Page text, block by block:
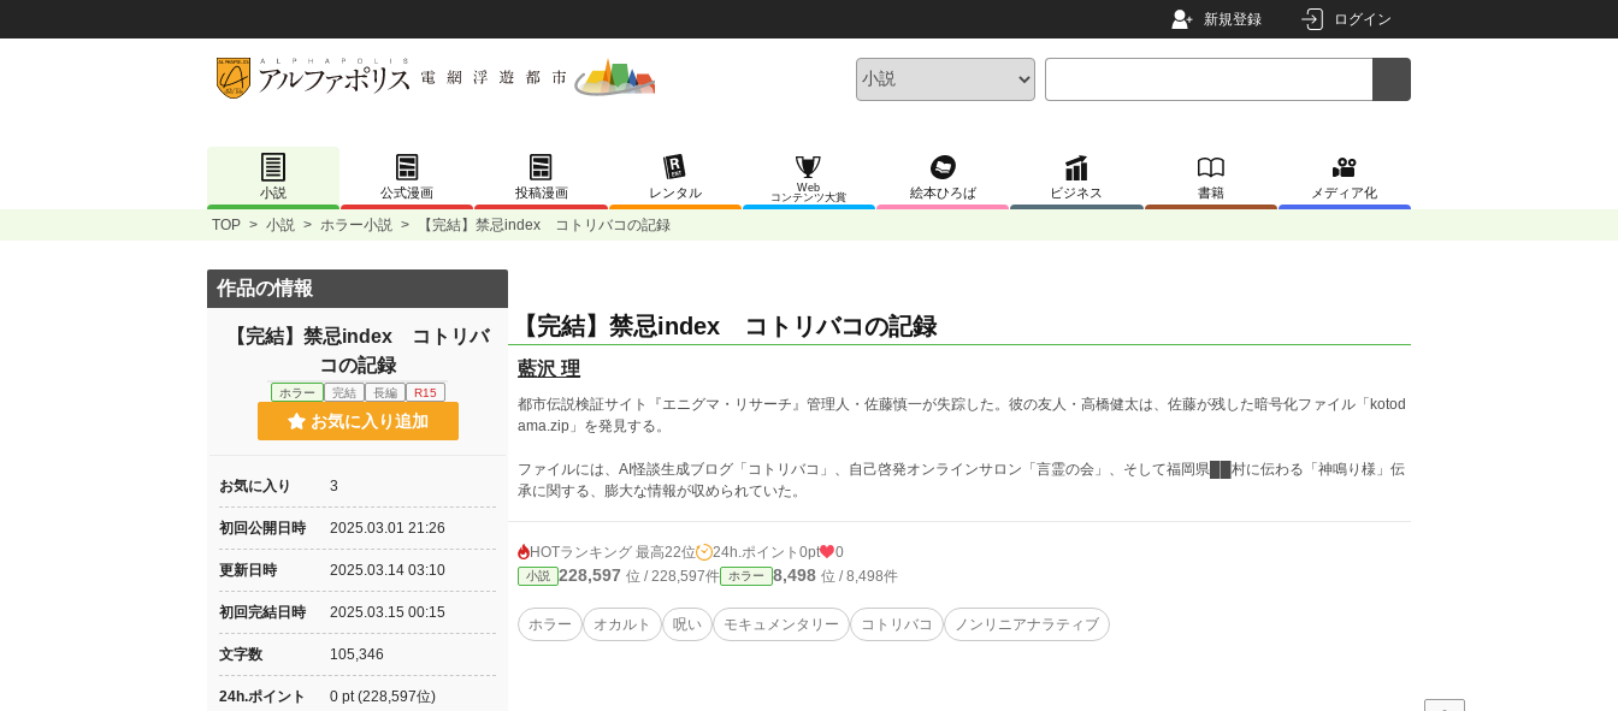
新規登録 ログイン
小説 公式漫画 投稿漫画 レンタル
Web
コンテンツ大賞
絵本ひろば ビジネス 書籍 メディア化
TOP > 小説 > ホラー小説 > 【完結】禁忌index コトリバコの記録
【完結】禁忌index コトリバコの記録
藍沢 理
都市伝説検証サイト『エニグマ・リサーチ』管理人・佐藤慎一が失踪した。彼の友人・高橋健太は、佐藤が残した暗号化ファイル「kotod
ama.zip」を発見する。
ファイルには、AI怪談生成ブログ「コトリバコ」、自己啓発オンラインサロン「言霊の会」、そして福岡県██村に伝わる「神鳴り様」伝
承に関する、膨大な情報が収められていた。
HOTランキング 最高22位 24h.ポイント 0pt 0
小説 228,597 位 / 228,597件 ホラー 8,498 位 / 8,498件
ホラー オカルト 呪い モキュメンタリー コトリバコ ノンリニアナラティブ
作品の情報
【完結】禁忌index コトリバ
コの記録
ホラー 完結 長編 R15
お気に入り追加
お気に入り 3
初回公開日時 2025.03.01 21:26
更新日時 2025.03.14 03:10
初回完結日時 2025.03.15 00:15
文字数 105,346
24h.ポイント 0 pt (228,597位)